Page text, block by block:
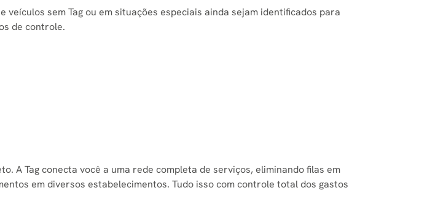
sem Tag ou em situações especiais ainda sejam identificados para
de controle.
A Tag conecta você a uma rede completa de serviços, eliminando filas em
em diversos estabelecimentos. Tudo isso com controle total dos gastos